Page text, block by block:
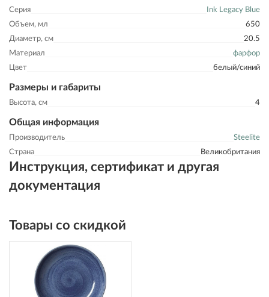
Серия
Ink Legacy Blue
Объем, мл
650
Диаметр, см
20.5
Материал
фарфор
Цвет
белый/синий
Размеры и габариты
Высота, см 4
Общая информация
Производитель
Steelite
Страна
Великобритания
Инструкция, сертификат и другая
документация
Товары со скидкой